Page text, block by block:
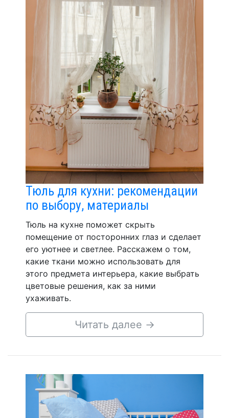
Тюль для кухни: рекомендации
по выбору, материалы
Тюль на кухне поможет скрыть
помещение от посторонних глаз и сделает
его уютнее и светлее. Расскажем о том,
какие ткани можно использовать для
этого предмета интерьера, какие выбрать
цветовые решения, как за ними
ухаживать.
Читать далее →